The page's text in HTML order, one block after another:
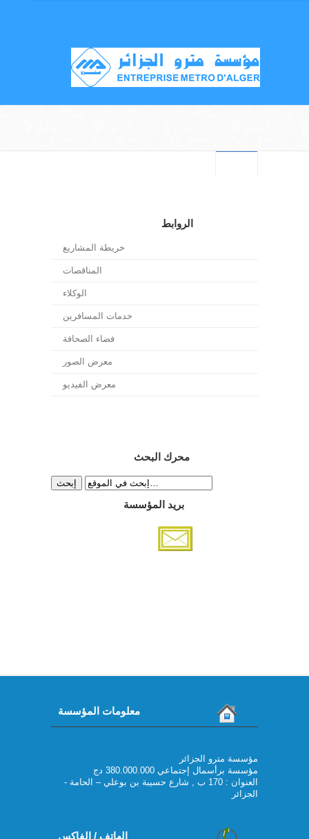
الروابط
خريطة المشاريع
المناقصات
الوكلاء
خدمات المسافرين
فضاء الصحافة
معرض الصور
معرض الفيديو
محرك البحث
بريد المؤسسة
معلومات المؤسسة
مؤسسة مترو الجزائر
مؤسسة برأسمال إجتماعي 380.000.000 دج
العنوان : 170 ب , شارع حسيبة بن بوعلي – الحامة -
الجزائر
الهاتف / الفاكس